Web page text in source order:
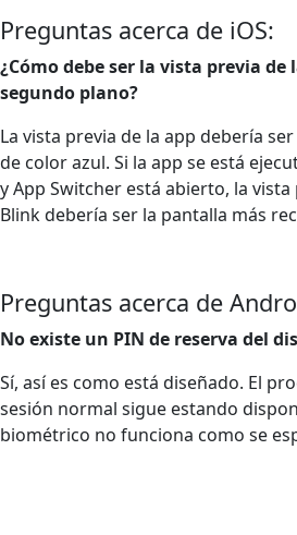
Preguntas acerca de iOS:
¿Cómo debe ser la vista previa de
segundo plano?
La vista previa de la app debería
de color azul. Si la app se está
y App Switcher está abierto, la
Blink debería ser la pantalla más
Preguntas acerca de
No existe un PIN de reserva del
Sí, así es como está diseñado. El
sesión normal sigue estando
biométrico no funciona como se